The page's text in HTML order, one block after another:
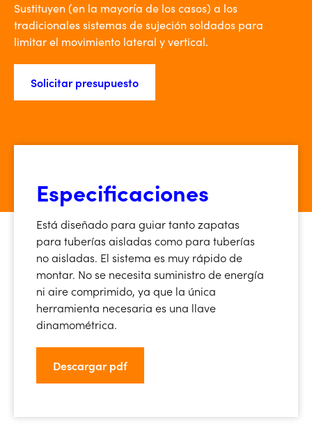
Sustituyen (en la mayoría de los casos) a los
tradicionales sistemas de sujeción soldados para
limitar el movimiento lateral y vertical.
Solicitar presupuesto
Especificaciones
Está diseñado para guiar tanto zapatas
para tuberías aisladas como para tuberías
no aisladas. El sistema es muy rápido de
montar. No se necesita suministro de energía
ni aire comprimido, ya que la única
herramienta necesaria es una llave
dinamométrica.
Descargar pdf